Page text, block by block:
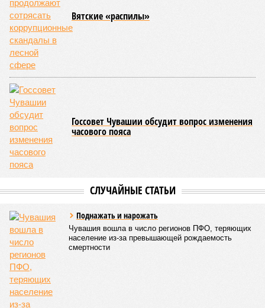
отобранных проб воды в двух случаях (что составило
1,9%) были зафиксированы отклонения по
микробиологическим показателям; также одно готовое
блюдо не соответствовало установленным нормам по
показателю калорийности.
Все лагеря перед началом работы смен прошли
обязательную обработку территорий против клещей,
грызунов и насекомых. Питание в учреждениях
обеспечивают 21 оператор, причём в отношении каждого из
них организован постоянный лабораторный мониторинг.
В ходе заседания был также вынесен на обсуждение ряд
предложений, направленных на обеспечение санитарно-
и на повышение действенности самой системы
выделено обеспечение оздоровительных учреждений
качественными пищевыми продуктами, а детей –
полноценным и сбалансированным питанием. Все лагеря в
обязательном порядке должны располагать санитарно-
эпидемиологическим заключением (СЭЗ), которое
подтверждает соответствие учреждения требованиям
действующего санитарного законодательства. Отсутствие
действующего СЭЗ является основанием для запрета на